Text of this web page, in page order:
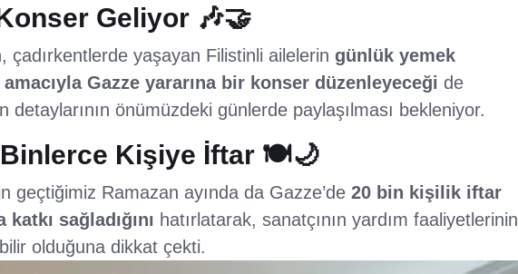
Geliyor 🎶🤝
çadırkentlerde yaşayan Filistinli ailelerin günlük yemek
Gazze yararına bir konser düzenleyeceği de
detaylarının önümüzdeki günlerde paylaşılması bekleniyor.
Binlerce Kişiye İftar 🍽️🌙
geçtiğimiz Ramazan ayında da Gazze’de 20 bin kişilik iftar
sağladığını hatırlatarak, sanatçının yardım faaliyetlerinin
olduğuna dikkat çekti.